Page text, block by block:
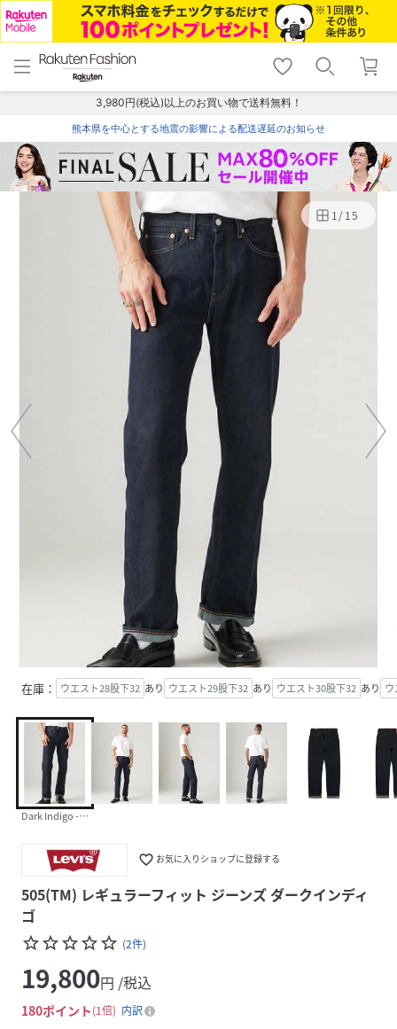
menu home
トップ
shopping_cart lock_outline
ログイン
3,980円(税込)以上のお買い物で送料無料！
熊本県を中心とする地震の影響による配送遅延のお知らせ
1/15
在庫： ウエスト28股下32 あり ウエスト29股下32 あり ウエスト30股下32 あり
Dark Indigo - Flat Finish
favorite_border お気に入りショップに登録する
505(TM) レギュラーフィット ジーンズ ダークインディ
ゴ
star_borderstar_borderstar_borderstar_borderstar_border (2件)
19,800円 /税込
180ポイント 1倍
内訳